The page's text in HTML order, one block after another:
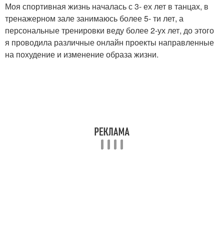
Моя спортивная жизнь началась с 3- ех лет в танцах, в
тренажерном зале занимаюсь более 5- ти лет, а
персональные тренировки веду более 2-ух лет, до этого
я проводила различные онлайн проекты направленные
на похудение и изменение образа жизни.